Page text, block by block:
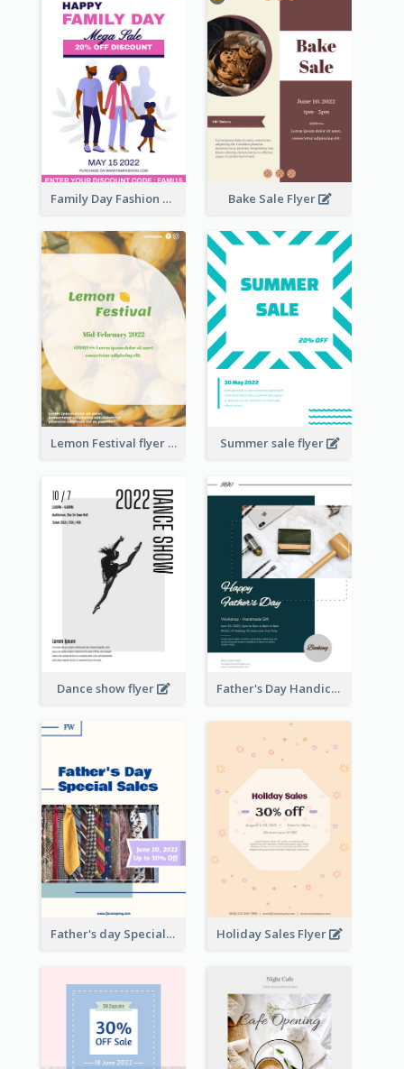
Family Day Fashion Sales Flyer Bake Sale Flyer
Lemon Festival flyer Summer sale flyer
Dance show flyer Father's Day Handicrafts Workshop Flyer
Father's day Special Sale Flyer Holiday Sales Flyer